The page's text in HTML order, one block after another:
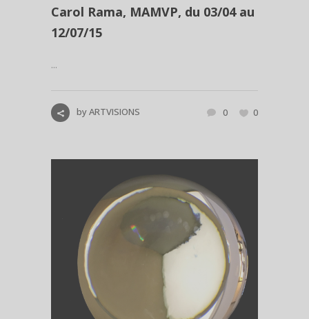
Carol Rama, MAMVP, du 03/04 au
12/07/15
...
byARTVISIONS 0 0